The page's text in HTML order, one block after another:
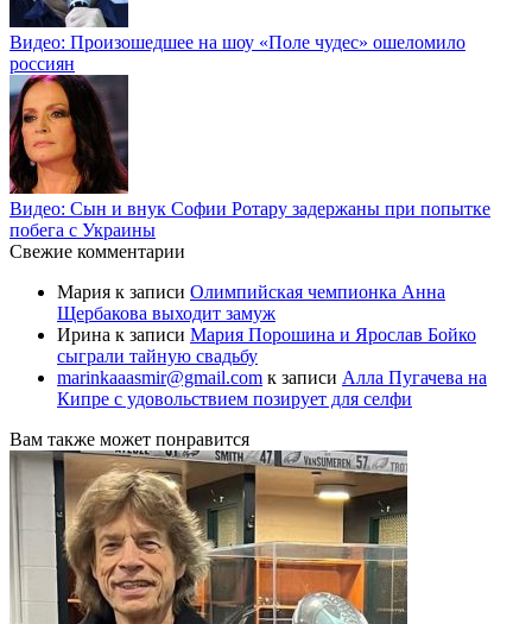
Видео: Произошедшее на шоу «Поле чудес» ошеломило
россиян
Видео: Сын и внук Софии Ротару задержаны при попытке
побега с Украины
Свежие комментарии
Мария к записи Олимпийская чемпионка Анна
Щербакова выходит замуж
Ирина к записи Мария Порошина и Ярослав Бойко
сыграли тайную свадьбу
marinkaaasmir@gmail.com к записи Алла Пугачева на
Кипре с удовольствием позирует для селфи
Вам также может понравится